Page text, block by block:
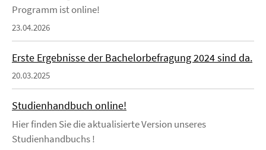
Programm ist online!
23.04.2026
Erste Ergebnisse der Bachelorbefragung 2024 sind da.
20.03.2025
Studienhandbuch online!
Hier finden Sie die aktualisierte Version unseres
Studienhandbuchs !